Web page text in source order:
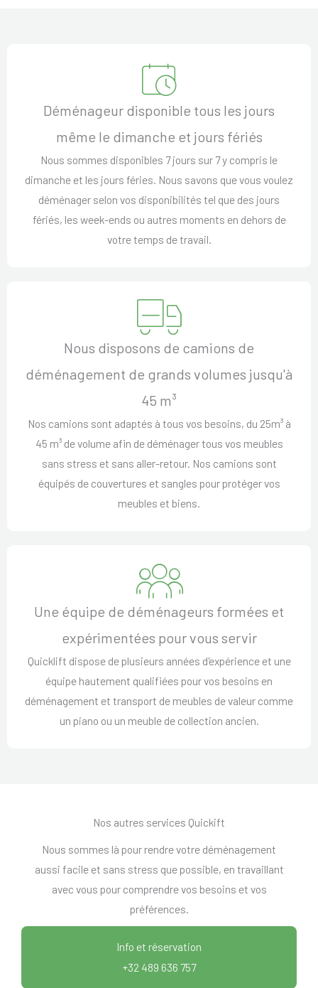
Déménageur disponible tous les jours
même le dimanche et jours fériés
Nous sommes disponibles 7 jours sur 7 y compris le
dimanche et les jours féries. Nous savons que vous voulez
déménager selon vos disponibilités tel que des jours
fériés, les week-ends ou autres moments en dehors de
votre temps de travail.
Nous disposons de camions de
déménagement de grands volumes jusqu'à
45 m³
Nos camions sont adaptés à tous vos besoins, du 25m³ à
45 m³ de volume afin de déménager tous vos meubles
sans stress et sans aller-retour. Nos camions sont
équipés de couvertures et sangles pour protéger vos
meubles et biens.
Une équipe de déménageurs formées et
expérimentées pour vous servir
Quicklift dispose de plusieurs années d'expérience et une
équipe hautement qualifiées pour vos besoins en
déménagement et transport de meubles de valeur comme
un piano ou un meuble de collection ancien.
Nos autres services Quickift
Nous sommes là pour rendre votre déménagement
aussi facile et sans stress que possible, en travaillant
avec vous pour comprendre vos besoins et vos
préférences.
Info et réservation
+32 489 636 757